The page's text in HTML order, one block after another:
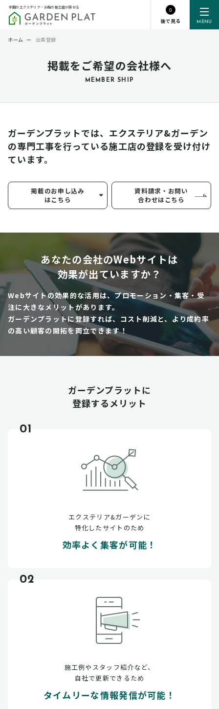
MENU
全国のエクステリア・お庭の施工店が探せる
0
後で見る
掲載をご希望の会社様へ
MEMBER SHIP
ホーム ー 会員登録
ガーデンプラットでは、エクステリア&ガーデン
の専門工事を行っている施工店の登録を受け付け
ています。
掲載のお申し込み
はこちら
資料請求・お問い
合わせはこちら
あなたの会社のWebサイトは
効果が出ていますか？
Webサイトの効果的な活用は、プロモーション・集客・受
注に大きなメリットがあります。
ガーデンプラットに登録すれば、コスト削減と、より成約率
の高い顧客の開拓を両立できます！
ガーデンプラットに
登録するメリット
01
エクステリア&ガーデンに
特化したサイトのため
効率よく集客が可能！
02
施工例やスタッフ紹介など、
自社で更新できるため
タイムリーな情報発信が可能！